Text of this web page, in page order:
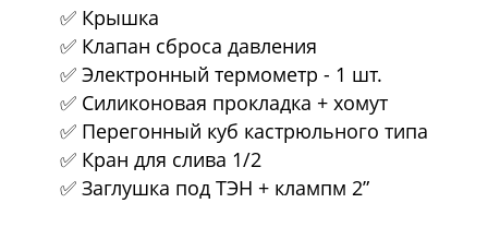
✅ Крышка
✅ Клапан сброса давления
✅ Электронный термометр - 1 шт.
✅ Силиконовая прокладка + хомут
✅ Перегонный куб кастрюльного типа
✅ Кран для слива 1/2
✅ Заглушка под ТЭН + клампм 2”